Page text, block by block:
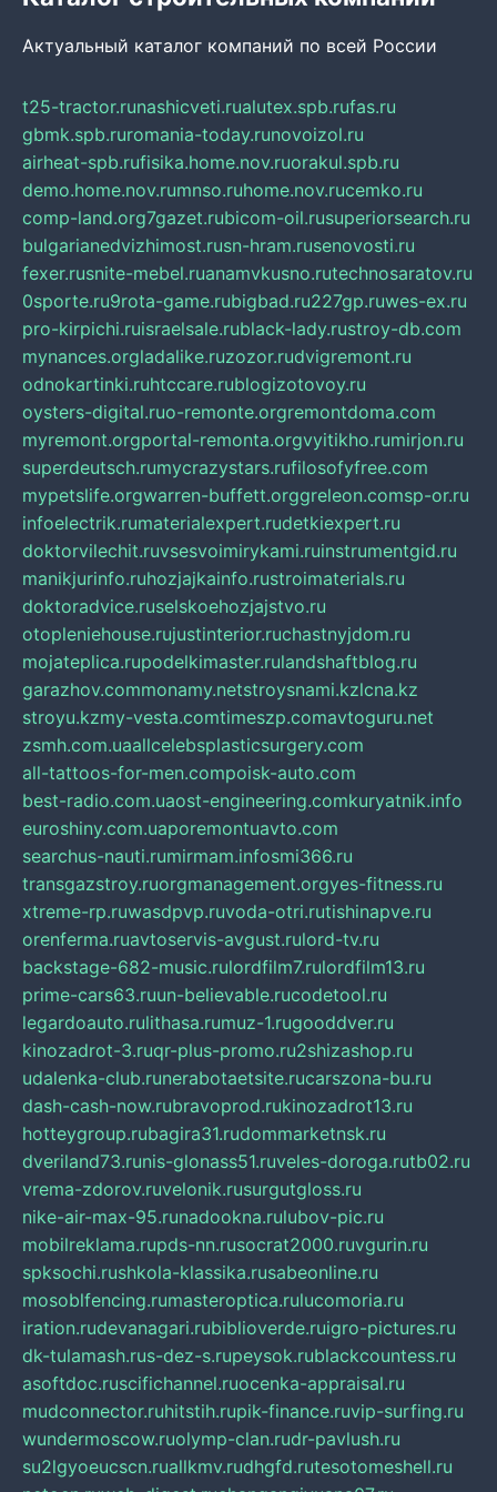
Актуальный каталог компаний по всей России
t25-tractor.runashicveti.rualutex.spb.rufas.ru
gbmk.spb.ruromania-today.runovoizol.ru
airheat-spb.rufisika.home.nov.ruorakul.spb.ru
demo.home.nov.rumnso.ruhome.nov.rucemko.ru
comp-land.org7gazet.rubicom-oil.rusuperiorsearch.ru
bulgarianedvizhimost.rusn-hram.rusenovosti.ru
fexer.rusnite-mebel.ruanamvkusno.rutechnosaratov.ru
0sporte.ru9rota-game.rubigbad.ru227gp.ruwes-ex.ru
pro-kirpichi.ruisraelsale.rublack-lady.rustroy-db.com
mynances.orgladalike.ruzozor.rudvigremont.ru
odnokartinki.ruhtccare.rublogizotovoy.ru
oysters-digital.ruo-remonte.orgremontdoma.com
myremont.orgportal-remonta.orgvyitikho.rumirjon.ru
superdeutsch.rumycrazystars.rufilosofyfree.com
mypetslife.orgwarren-buffett.orggreleon.comsp-or.ru
infoelectrik.rumaterialexpert.rudetkiexpert.ru
doktorvilechit.ruvsesvoimirykami.ruinstrumentgid.ru
manikjurinfo.ruhozjajkainfo.rustroimaterials.ru
doktoradvice.ruselskoehozjajstvo.ru
otopleniehouse.rujustinterior.ruchastnyjdom.ru
mojateplica.rupodelkimaster.rulandshaftblog.ru
garazhov.commonamy.netstroysnami.kzlcna.kz
stroyu.kzmy-vesta.comtimeszp.comavtoguru.net
zsmh.com.uaallcelebsplasticsurgery.com
all-tattoos-for-men.compoisk-auto.com
best-radio.com.uaost-engineering.comkuryatnik.info
euroshiny.com.uaporemontuavto.com
searchus-nauti.rumirmam.infosmi366.ru
transgazstroy.ruorgmanagement.orgyes-fitness.ru
xtreme-rp.ruwasdpvp.ruvoda-otri.rutishinapve.ru
orenferma.ruavtoservis-avgust.rulord-tv.ru
backstage-682-music.rulordfilm7.rulordfilm13.ru
prime-cars63.ruun-believable.rucodetool.ru
legardoauto.rulithasa.rumuz-1.rugooddver.ru
kinozadrot-3.ruqr-plus-promo.ru2shizashop.ru
udalenka-club.runerabotaetsite.rucarszona-bu.ru
dash-cash-now.rubravoprod.rukinozadrot13.ru
hotteygroup.rubagira31.rudommarketnsk.ru
dveriland73.runis-glonass51.ruveles-doroga.rutb02.ru
vrema-zdorov.ruvelonik.rusurgutgloss.ru
nike-air-max-95.runadookna.rulubov-pic.ru
mobilreklama.rupds-nn.rusocrat2000.ruvgurin.ru
spksochi.rushkola-klassika.rusabeonline.ru
mosoblfencing.rumasteroptica.rulucomoria.ru
iration.rudevanagari.rubiblioverde.ruigro-pictures.ru
dk-tulamash.rus-dez-s.rupeysok.rublackcountess.ru
asoftdoc.ruscifichannel.ruocenka-appraisal.ru
mudconnector.ruhitstih.rupik-finance.ruvip-surfing.ru
wundermoscow.ruolymp-clan.rudr-pavlush.ru
su2lgyoeucscn.ruallkmv.rudhgfd.rutesotomeshell.ru